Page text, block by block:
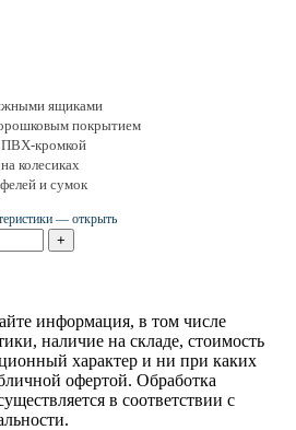
ящиками
покрытием
ПВХ-кромкой
колесиках
и сумок
— открыть
информация, в том числе
наличие на складе, стоимость
характер и ни при каких
офертой. Обработка
в соответствии с